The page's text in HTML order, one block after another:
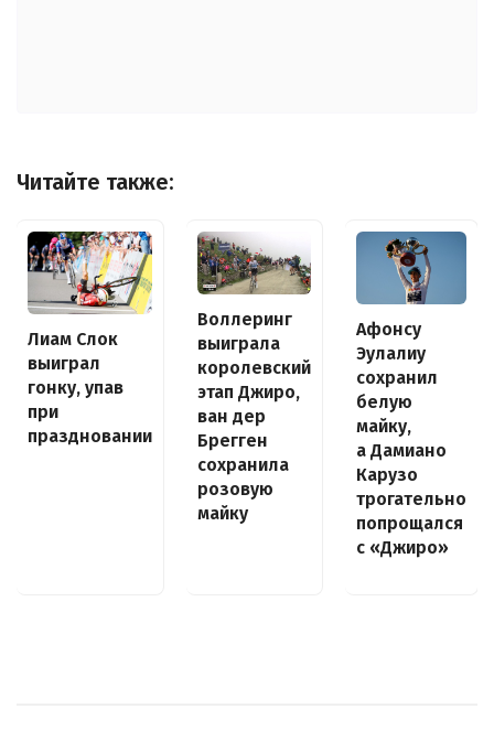
Читайте также:
Лиам Слок
выиграл
гонку, упав
при
праздновании
Воллеринг
выиграла
королевский
этап Джиро,
ван дер
Брегген
сохранила
розовую
майку
Афонсу
Эулалиу
сохранил
белую
майку,
а Дамиано
Карузо
трогательно
попрощался
с «Джиро»